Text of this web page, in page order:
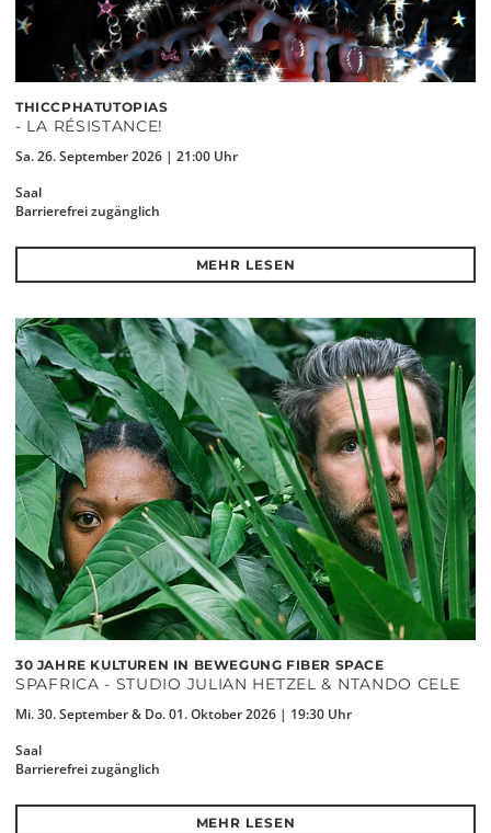
THICCPHATUTOPIAS
- LA RÉSISTANCE!
Sa. 26. September 2026 | 21:00 Uhr
Saal
Barrierefrei zugänglich
MEHR LESEN
30 JAHRE KULTUREN IN BEWEGUNG FIBER SPACE
SPAFRICA - STUDIO JULIAN HETZEL & NTANDO CELE
Mi. 30. September & Do. 01. Oktober 2026 | 19:30 Uhr
Saal
Barrierefrei zugänglich
MEHR LESEN